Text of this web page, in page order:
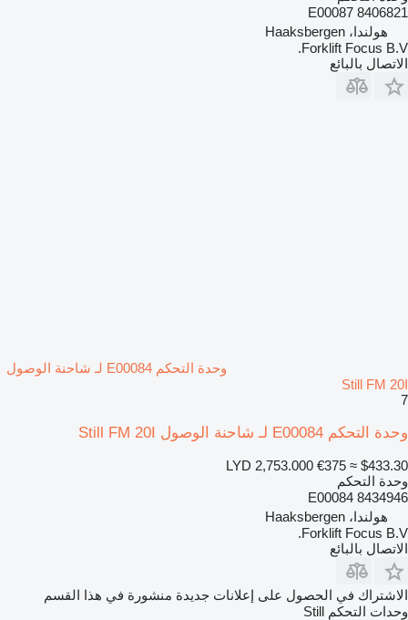
E00087 8406821
هولندا، Haaksbergen
Forklift Focus B.V.
الاتصال بالبائع
وحدة التحكم E00084 لـ شاحنة الوصول
Still FM 20I
7
وحدة التحكم E00084 لـ شاحنة الوصول Still FM 20I
LYD 2,753.000 €375 ≈ $433.30
وحدة التحكم
E00084 8434946
هولندا، Haaksbergen
Forklift Focus B.V.
الاتصال بالبائع
الاشتراك في الحصول على إعلانات جديدة منشورة في هذا القسم
وحدات التحكم Still